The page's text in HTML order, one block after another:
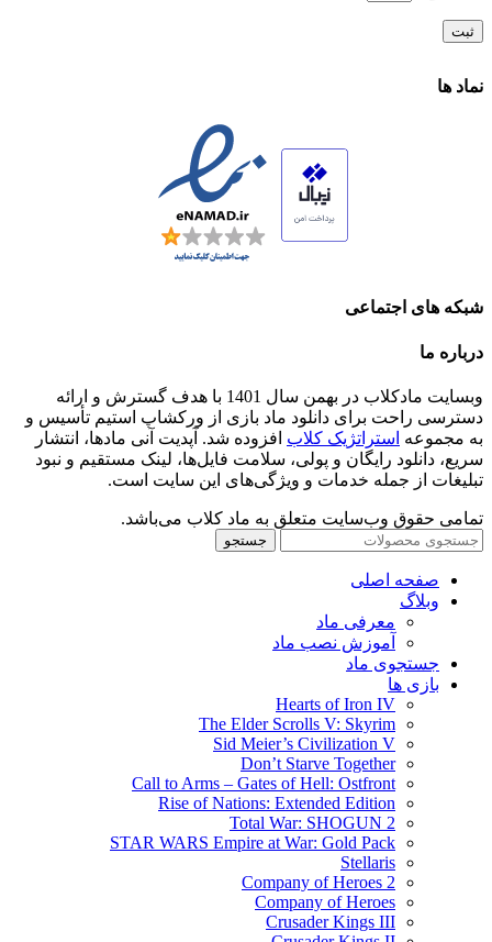
نماد ها
شبکه های اجتماعی
درباره ما
وبسایت مادکلاب در بهمن سال 1401 با هدف گسترش و ارائه
دسترسی راحت برای دانلود ماد بازی از ورکشاپ استیم تأسیس و
به مجموعه استراتژیک کلاب افزوده شد. آپدیت آنی مادها، انتشار
سریع، دانلود رایگان و پولی، سلامت فایل‌ها، لینک مستقیم و نبود
تبلیغات از جمله خدمات و ویژگی‌های این سایت است.
تمامی حقوق وب‌سایت متعلق به ماد کلاب می‌باشد.
جستجو
صفحه اصلی
وبلاگ
معرفی ماد
آموزش نصب ماد
جستجوی ماد
بازی ها
Hearts of Iron IV
The Elder Scrolls V: Skyrim
Sid Meier’s Civilization V
Don’t Starve Together
Call to Arms – Gates of Hell: Ostfront
Rise of Nations: Extended Edition
Total War: SHOGUN 2
STAR WARS Empire at War: Gold Pack
Stellaris
Company of Heroes 2
Company of Heroes
Crusader Kings III